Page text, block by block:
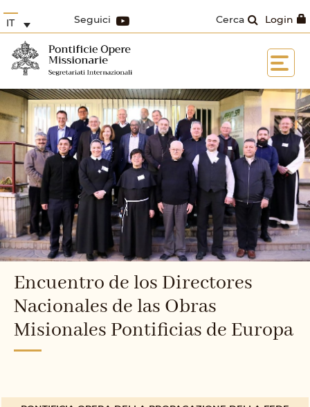
Login
Cerca
Seguici
IT
Encuentro de los Directores
Nacionales de las Obras
Misionales Pontificias de Europa